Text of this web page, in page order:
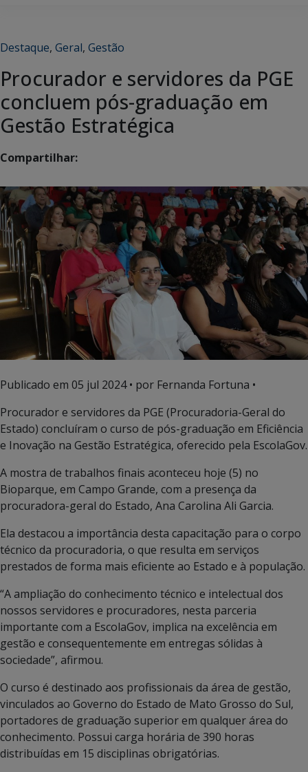
Destaque, Geral, Gestão
Procurador e servidores da PGE
concluem pós-graduação em
Gestão Estratégica
Compartilhar:
Publicado em 05 jul 2024• por Fernanda Fortuna •
Procurador e servidores da PGE (Procuradoria-Geral do
Estado) concluíram o curso de pós-graduação em Eficiência
e Inovação na Gestão Estratégica, oferecido pela EscolaGov.
A mostra de trabalhos finais aconteceu hoje (5) no
Bioparque, em Campo Grande, com a presença da
procuradora-geral do Estado, Ana Carolina Ali Garcia.
Ela destacou a importância desta capacitação para o corpo
técnico da procuradoria, o que resulta em serviços
prestados de forma mais eficiente ao Estado e à população.
“A ampliação do conhecimento técnico e intelectual dos
nossos servidores e procuradores, nesta parceria
importante com a EscolaGov, implica na excelência em
gestão e consequentemente em entregas sólidas à
sociedade”, afirmou.
O curso é destinado aos profissionais da área de gestão,
vinculados ao Governo do Estado de Mato Grosso do Sul,
portadores de graduação superior em qualquer área do
conhecimento. Possui carga horária de 390 horas
distribuídas em 15 disciplinas obrigatórias.